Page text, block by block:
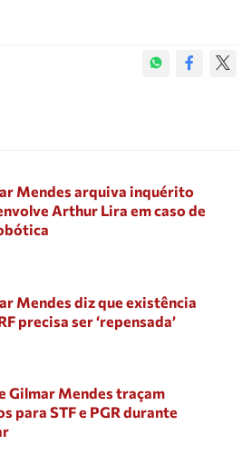
Mendes arquiva inquérito
Arthur Lira em caso de
Mendes diz que existência
precisa ser ‘repensada’
Gilmar Mendes traçam
para STF e PGR durante